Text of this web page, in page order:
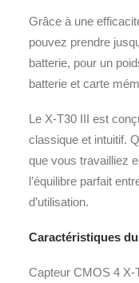
Grâce à une
pouvez prendre
batterie, pour un
batterie et carte
Le X-T30 III est
classique et intuitif.
que vous travailliez
l’équilibre parfait
d’utilisation.
Caractéristiques
Capteur CMOS 4